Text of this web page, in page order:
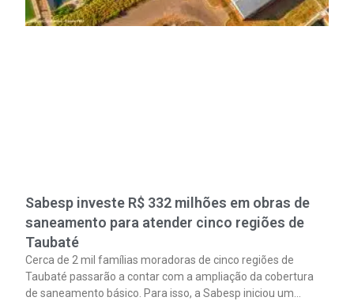
Sabesp investe R$ 332 milhões em obras de
saneamento para atender cinco regiões de
Taubaté
Cerca de 2 mil famílias moradoras de cinco regiões de
Taubaté passarão a contar com a ampliação da cobertura
de saneamento básico. Para isso, a Sabesp iniciou um